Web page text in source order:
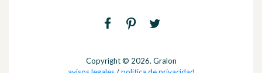
Copyright © 2026. Gralon